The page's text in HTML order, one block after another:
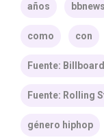
años bbnews
como con
Fuente: Billboard
Fuente: Rolling
género hiphop